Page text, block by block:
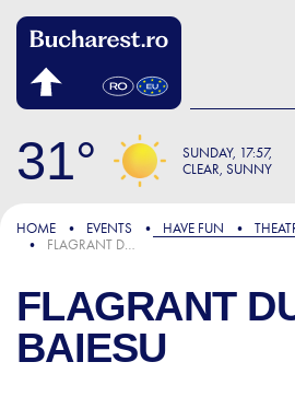
31 SUNDAY 17:57
CLEAR, SUNNY
HOME EVENTS HAVE FUN
FLAGRANT DUPA ION BAIESU
FLAGRANT
BAIESU